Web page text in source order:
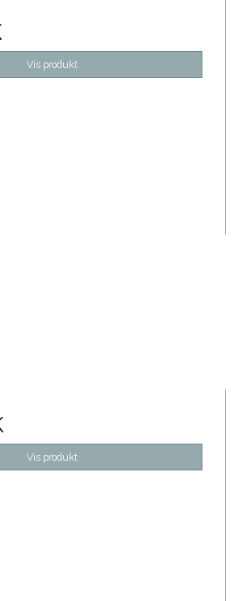
Vis produkt
Vis produkt